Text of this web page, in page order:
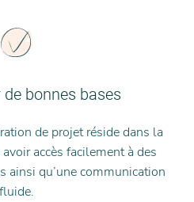
bonnes bases
de projet réside dans la
accès facilement à des
ainsi qu’une communication
fluide.